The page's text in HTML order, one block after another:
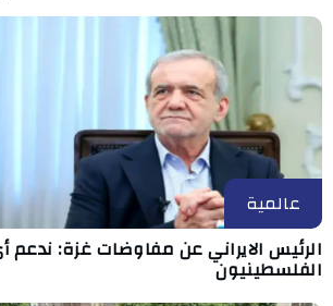
عالمية
الرئيس الايراني عن مفاوضات غزة: ندعم
الفلسطينيون